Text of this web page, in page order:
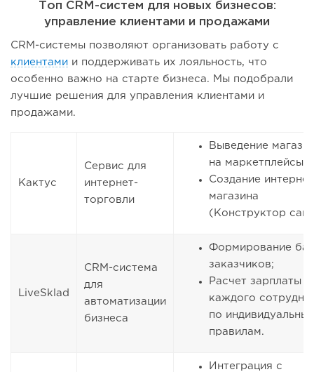
Топ CRM-систем для новых бизнесов:
управление клиентами и продажами
CRM-системы позволяют организовать работу с
клиентами и поддерживать их лояльность, что
особенно важно на старте бизнеса. Мы подобрали
лучшие решения для управления клиентами и
продажами.
Кактус
Сервис для
интернет-
торговли
Выведение
на маркетплейсы;
Создание
магазина
(Конструктор
LiveSklad
CRM-система
для
автоматизации
бизнеса
Формирование
заказчиков;
Расчет зарплаты
каждого
по
правилам.
Интеграция с